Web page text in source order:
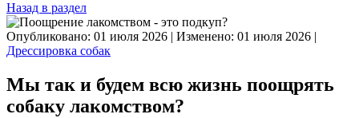
Назад в раздел
Опубликовано: 01 июля 2026 | Изменено: 01 июля 2026 |
Дрессировка собак
Мы так и будем всю жизнь поощрять
собаку лакомством?